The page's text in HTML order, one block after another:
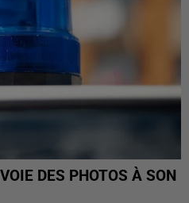
DES PHOTOS À SON